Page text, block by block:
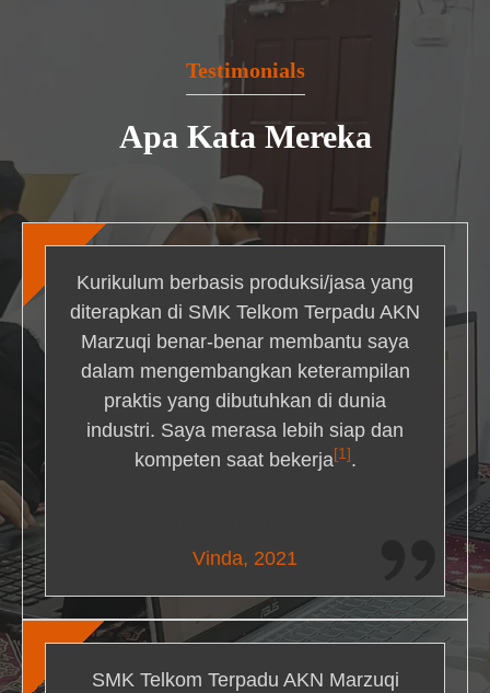
Testimonials
Apa Kata Mereka
Kurikulum berbasis produksi/jasa yang
diterapkan di SMK Telkom Terpadu AKN
Marzuqi benar-benar membantu saya
dalam mengembangkan keterampilan
praktis yang dibutuhkan di dunia
industri. Saya merasa lebih siap dan
kompeten saat bekerja[1] .
Vinda, 2021
SMK Telkom Terpadu AKN Marzuqi